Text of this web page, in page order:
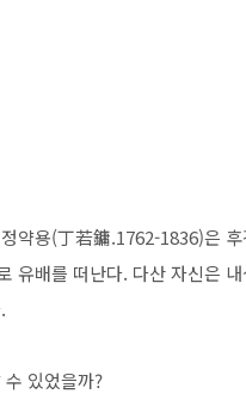
약용(丁若鏞.1762-1836)은
배를 떠난다. 다산 자신은
있었을까?